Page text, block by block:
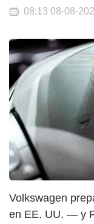
08:13 08-08-
Volkswagen
en EE. UU. — y